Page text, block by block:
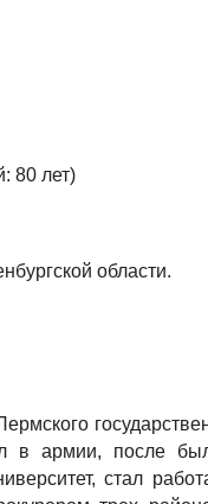
80 лет)
области.
армии, после был
стал